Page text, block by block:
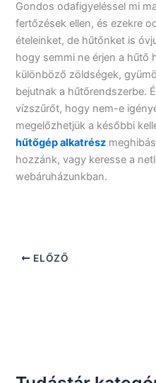
Gondos odafigyeléssel mi
fertőzések ellen, és ezekre
ételeinket, de hűtőnket is
hogy semmi ne érjen a hűtő
különböző zöldségek,
bejutnak a hűtőrendszerbe.
vízszűrőt, hogy nem-e
megelőzhetjük a későbbi
hűtőgép alkatrész
hozzánk, vagy keresse a
webáruházunkban.
ELŐZŐ